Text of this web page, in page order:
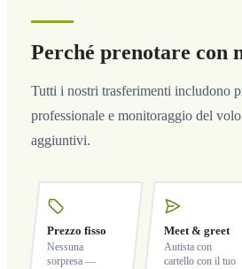
Perché prenotare con
Tutti i nostri trasferimenti includono
professionale e monitoraggio del volo
aggiuntivi.
Prezzo fisso
Nessuna
sorpresa —
Meet & greet
Autista con
cartello con il tuo